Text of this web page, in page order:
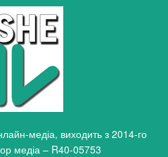
медіа, виходить з 2014-го
медіа – R40-05753